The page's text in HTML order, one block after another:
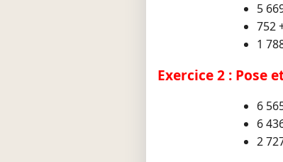
5
752
1
Exercice 2 : Pose
6
6
2